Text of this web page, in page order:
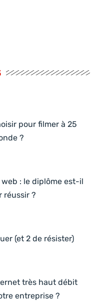
pour filmer à 25
?
: le diplôme est-il
réussir ?
(et 2 de résister)
très haut débit
entreprise ?